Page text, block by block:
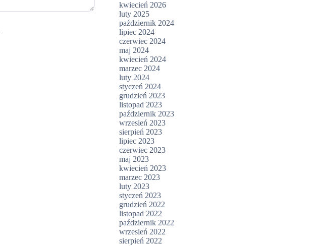
kwiecień 2026
luty 2025
październik 2024
lipiec 2024
czerwiec 2024
maj 2024
kwiecień 2024
marzec 2024
luty 2024
styczeń 2024
grudzień 2023
listopad 2023
październik 2023
wrzesień 2023
sierpień 2023
lipiec 2023
czerwiec 2023
maj 2023
kwiecień 2023
marzec 2023
luty 2023
styczeń 2023
grudzień 2022
listopad 2022
październik 2022
wrzesień 2022
sierpień 2022